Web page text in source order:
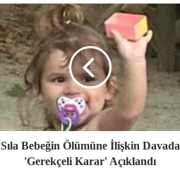
Sıla Bebeğin Ölümüne İlişkin Davada
'Gerekçeli Karar' Açıklandı